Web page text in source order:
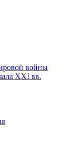
войны
XXI вв.